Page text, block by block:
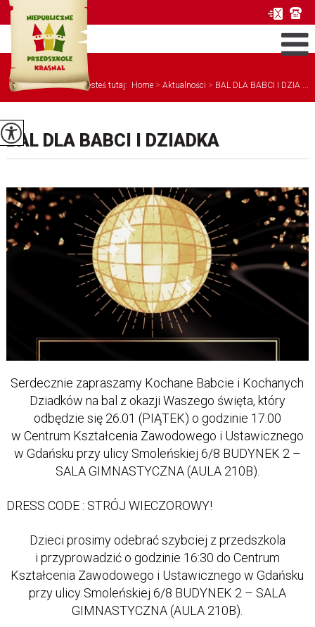
Jesteś tutaj: Home > Aktualności > BAL DLA BABCI I DZIA ...
BAL DLA BABCI I DZIADKA
Serdecznie zapraszamy Kochane Babcie i Kochanych
Dziadków na bal z okazji Waszego święta, który
odbędzie się 26.01 (PIĄTEK) o godzinie 17:00
w Centrum Kształcenia Zawodowego i Ustawicznego
w Gdańsku przy ulicy Smoleńskiej 6/8 BUDYNEK 2 –
SALA GIMNASTYCZNA (AULA 210B).
DRESS CODE : STRÓJ WIECZOROWY!
Dzieci prosimy odebrać szybciej z przedszkola
i przyprowadzić o godzinie 16:30 do Centrum
Kształcenia Zawodowego i Ustawicznego w Gdańsku
przy ulicy Smoleńskiej 6/8 BUDYNEK 2 – SALA
GIMNASTYCZNA (AULA 210B).